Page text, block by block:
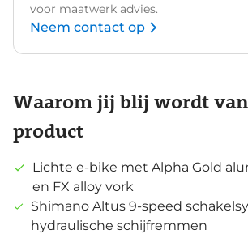
voor maatwerk advies.
Neem contact op
Waarom jij blij wordt
product
Lichte e-bike met Alpha Gold
en FX alloy vork
Shimano Altus 9-speed
hydraulische schijfremmen